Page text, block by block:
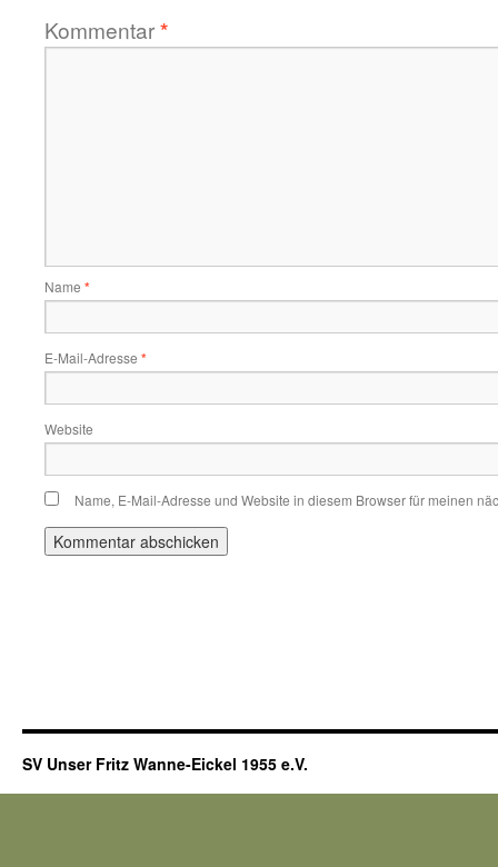
Kommentar*
Name *
E-Mail-Adresse *
Website
Name, E-Mail-Adresse und Website in diesem Browser für meinen
SV Unser Fritz Wanne-Eickel 1955 e.V.